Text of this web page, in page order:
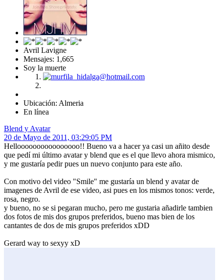
Avril Lavigne
Mensajes: 1,665
Soy la muerte
Ubicación: Almeria
En línea
Blend y Avatar
20 de Mayo de 2011, 03:29:05 PM
Helloooooooooooooooo!! Bueno va a hacer ya casi un añito desde
que pedí mi último avatar y blend que es el que llevo ahora mismico,
y me gustaría pedir pues un nuevo conjunto para este año.
Con motivo del video "Smile" me gustaría un blend y avatar de
imagenes de Avril de ese video, asi pues en los mismos tonos: verde,
rosa, negro.
y bueno, no se si pegaran mucho, pero me gustaria añadirle tambien
dos fotos de mis dos grupos preferidos, bueno mas bien de los
cantantes de dos de mis grupos preferidos xDD
Gerard way to sexyy xD